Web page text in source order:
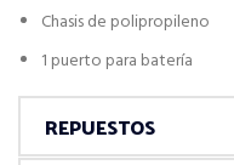
Chasis de polipropileno
1 puerto para batería
REPUESTOS